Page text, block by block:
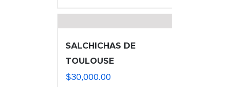
SALCHICHAS DE
TOULOUSE
$30,000.00